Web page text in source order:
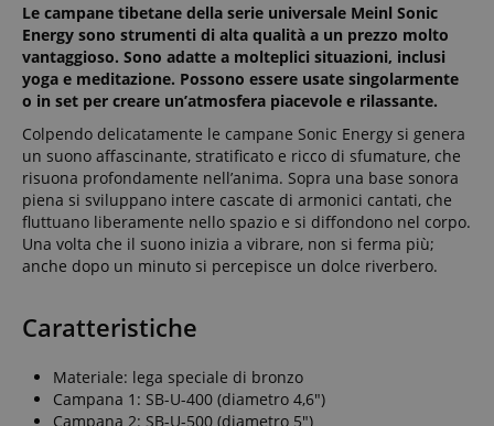
Le campane tibetane della serie universale Meinl Sonic
Energy sono strumenti di alta qualità a un prezzo molto
vantaggioso. Sono adatte a molteplici situazioni, inclusi
yoga e meditazione. Possono essere usate singolarmente
o in set per creare un’atmosfera piacevole e rilassante.
Colpendo delicatamente le campane Sonic Energy si genera
un suono affascinante, stratificato e ricco di sfumature, che
risuona profondamente nell’anima. Sopra una base sonora
piena si sviluppano intere cascate di armonici cantati, che
fluttuano liberamente nello spazio e si diffondono nel corpo.
Una volta che il suono inizia a vibrare, non si ferma più;
anche dopo un minuto si percepisce un dolce riverbero.
Caratteristiche
Materiale: lega speciale di bronzo
Campana 1: SB-U-400 (diametro 4,6")
Campana 2: SB-U-500 (diametro 5")